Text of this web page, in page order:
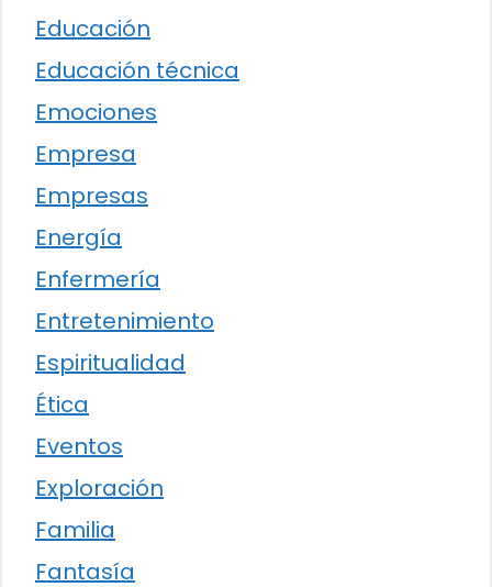
Educación
Educación técnica
Emociones
Empresa
Empresas
Energía
Enfermería
Entretenimiento
Espiritualidad
Ética
Eventos
Exploración
Familia
Fantasía